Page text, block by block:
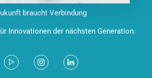
braucht Verbindung
Innovationen der nächsten Generation: